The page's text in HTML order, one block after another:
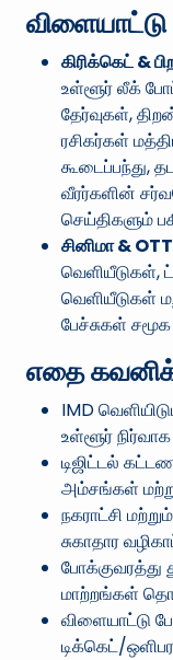
கிரிக்கெட் &
உள்ளூர் லீக்
தேர்வுகள்,
ரசிகர்கள்
கூடைப்பந்து,
வீரர்களின்
செய்திகளும்
சினிமா &
வெளியீடுகள்,
வெளியீடுகள்
பேச்சுகள்
எதை
IMD
உள்ளூர் நிர்வாக
டிஜிட்டல் கட்டண
அம்சங்கள்
நகராட்சி
சுகாதார
மாற்றங்கள்
விளையாட்டு
டிக்கெட்/